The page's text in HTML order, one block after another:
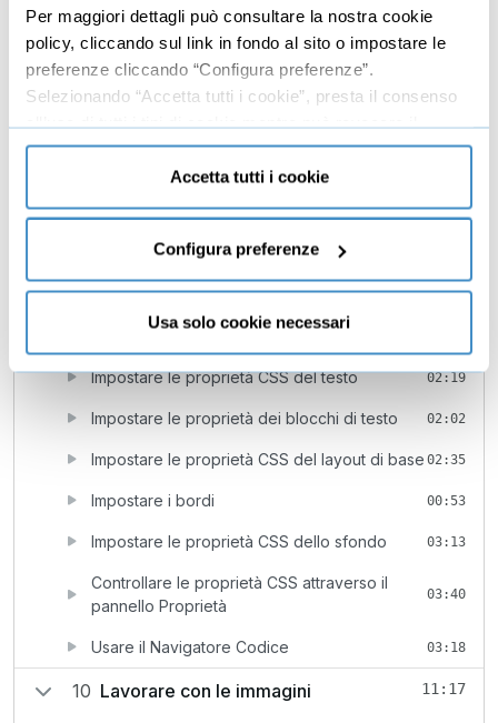
Per maggiori dettagli può consultare la nostra cookie
policy, cliccando sul link in fondo al sito o impostare le
preferenze cliccando “Configura preferenze”.
Selezionando “Accetta tutti i cookie”, presta il consenso
all’uso di tutti i tipi di cookie mentre può revocare il
consenso cliccando su “Usa solo cookie necessari” e
saranno attivati i soli cookie tecnici necessari al corretto
funzionamento del sito.
Accetta tutti i cookie
Configura preferenze
Usa solo cookie necessari
8 Creare collegamenti 17:10
Panoramica sui collegamenti
Impostare le preferenze sui collegamenti del
sito
Creare i collegamenti del sito
Collegamento ad un ancora 03:27
Creare un collegamento e-mail
9 Gestire i CSS 29:24
Impostare le proprietà CSS del testo 02:19
Impostare le proprietà dei blocchi di testo 02:02
Impostare le proprietà CSS del layout di base 02:35
Impostare i bordi 00:53
Impostare le proprietà CSS dello sfondo 03:13
Controllare le proprietà CSS attraverso il
pannello Proprietà
03:40
Usare il Navigatore Codice 03:18
10 Lavorare con le immagini 11:17